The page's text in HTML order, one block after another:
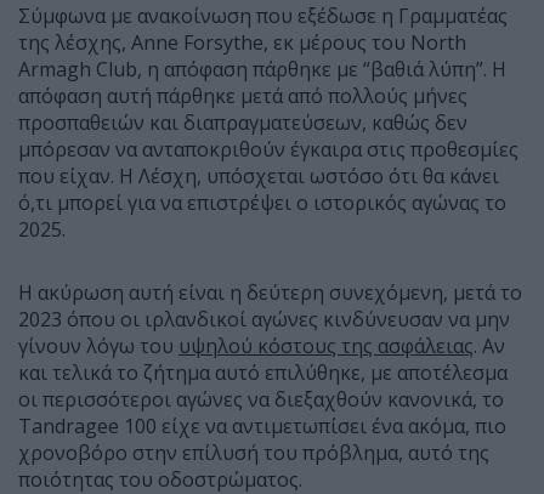
Σύμφωνα με ανακοίνωση που εξέδωσε η Γραμματέας
της λέσχης, Anne Forsythe, εκ μέρους του North
Armagh Club, η απόφαση πάρθηκε με “βαθιά λύπη”. Η
απόφαση αυτή πάρθηκε μετά από πολλούς μήνες
προσπαθειών και διαπραγματεύσεων, καθώς δεν
μπόρεσαν να ανταποκριθούν έγκαιρα στις προθεσμίες
που είχαν. Η Λέσχη, υπόσχεται ωστόσο ότι θα κάνει
ό,τι μπορεί για να επιστρέψει ο ιστορικός αγώνας το
2025.
Η ακύρωση αυτή είναι η δεύτερη συνεχόμενη, μετά το
2023 όπου οι ιρλανδικοί αγώνες κινδύνευσαν να μην
γίνουν λόγω του υψηλού κόστους της ασφάλειας. Αν
και τελικά το ζήτημα αυτό επιλύθηκε, με αποτέλεσμα
οι περισσότεροι αγώνες να διεξαχθούν κανονικά, το
Tandragee 100 είχε να αντιμετωπίσει ένα ακόμα, πιο
χρονοβόρο στην επίλυσή του πρόβλημα, αυτό της
ποιότητας του οδοστρώματος.